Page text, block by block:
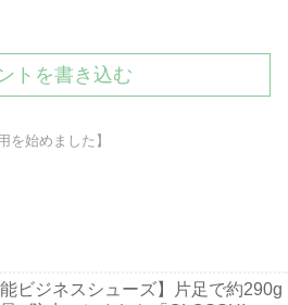
トを書き込む
を始めました】
能ビジネスシューズ】片足で約290g